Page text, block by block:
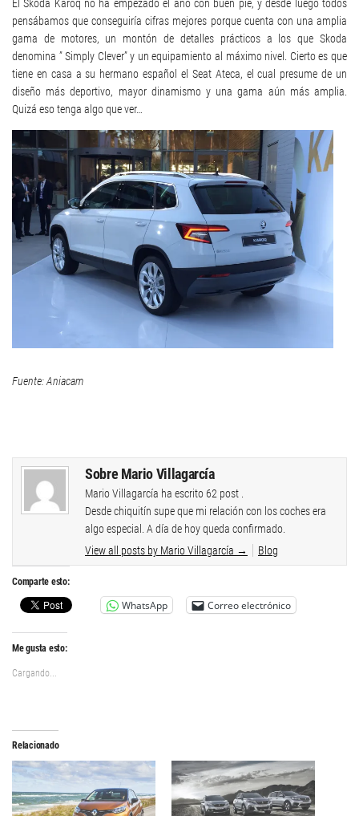
El Skoda Karoq no ha empezado el año con buen pie, y desde luego todos
pensábamos que conseguiría cifras mejores porque cuenta con una amplia
gama de motores, un montón de detalles prácticos a los que Skoda
denomina ” Simply Clever” y un equipamiento al máximo nivel. Cierto es que
tiene en casa a su hermano español el Seat Ateca, el cual presume de un
diseño más deportivo, mayor dinamismo y una gama aún más amplia.
Quizá eso tenga algo que ver…
Fuente: Aniacam
Sobre Mario Villagarcía
Mario Villagarcía ha escrito 62 post .
Desde chiquitín supe que mi relación con los coches era
algo especial. A día de hoy queda confirmado.
View all posts by Mario Villagarcía → Blog
Comparte esto:
WhatsApp Correo electrónico
Me gusta esto:
Cargando...
Relacionado